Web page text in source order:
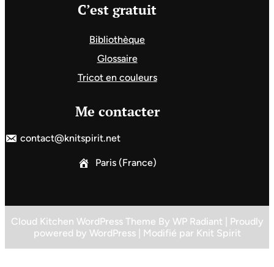
C’est gratuit
Bibliothèque
Glossaire
Tricot en couleurs
Me contacter
contact@knitspirit.net
Paris (France)
Cloud Kitchen WordPress Theme By WP Radiant | Proudly
powered by WordPress| Modifié par Knit Spirit